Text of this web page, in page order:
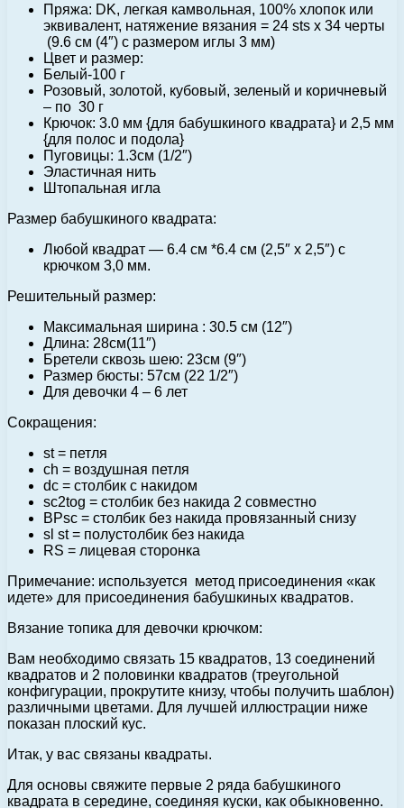
Пряжа: DK, легкая камвольная, 100% хлопок или
эквивалент, натяжение вязания = 24 sts x 34 черты
(9.6 см (4″) с размером иглы 3 мм)
Цвет и размер:
Белый-100 г
Розовый, золотой, кубовый, зеленый и коричневый
– по 30 г
Крючок: 3.0 мм {для бабушкиного квадрата} и 2,5 мм
{для полос и подола}
Пуговицы: 1.3см (1/2″)
Эластичная нить
Штопальная игла
Размер бабушкиного квадрата:
Любой квадрат — 6.4 см *6.4 см (2,5″ x 2,5″) с
крючком 3,0 мм.
Решительный размер:
Максимальная ширина : 30.5 см (12″)
Длина: 28см(11″)
Бретели сквозь шею: 23см (9″)
Размер бюсты: 57см (22 1/2″)
Для девочки 4 – 6 лет
Сокращения:
st = петля
ch = воздушная петля
dc = столбик с накидом
sc2tog = столбик без накида 2 совместно
BPsc = столбик без накида провязанный снизу
sl st = полустолбик без накида
RS = лицевая сторонка
Примечание: используется метод присоединения «как
идете» для присоединения бабушкиных квадратов.
Вязание топика для девочки крючком:
Вам необходимо связать 15 квадратов, 13 соединений
квадратов и 2 половинки квадратов (треугольной
конфигурации, прокрутите книзу, чтобы получить шаблон)
различными цветами. Для лучшей иллюстрации ниже
показан плоский кус.
Итак, у вас связаны квадраты.
Для основы свяжите первые 2 ряда бабушкиного
квадрата в середине, соединяя куски, как обыкновенно.